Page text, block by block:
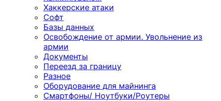
Хаккерские атаки
Софт
Базы данных
Освобождение от армии. Увольнение из
армии
Документы
Переезд за границу
Разное
Оборудование для майнинга
Смартфоны/ Ноутбуки/Роутеры